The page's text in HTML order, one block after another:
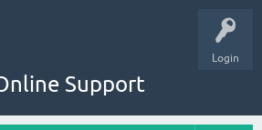
Login
Support